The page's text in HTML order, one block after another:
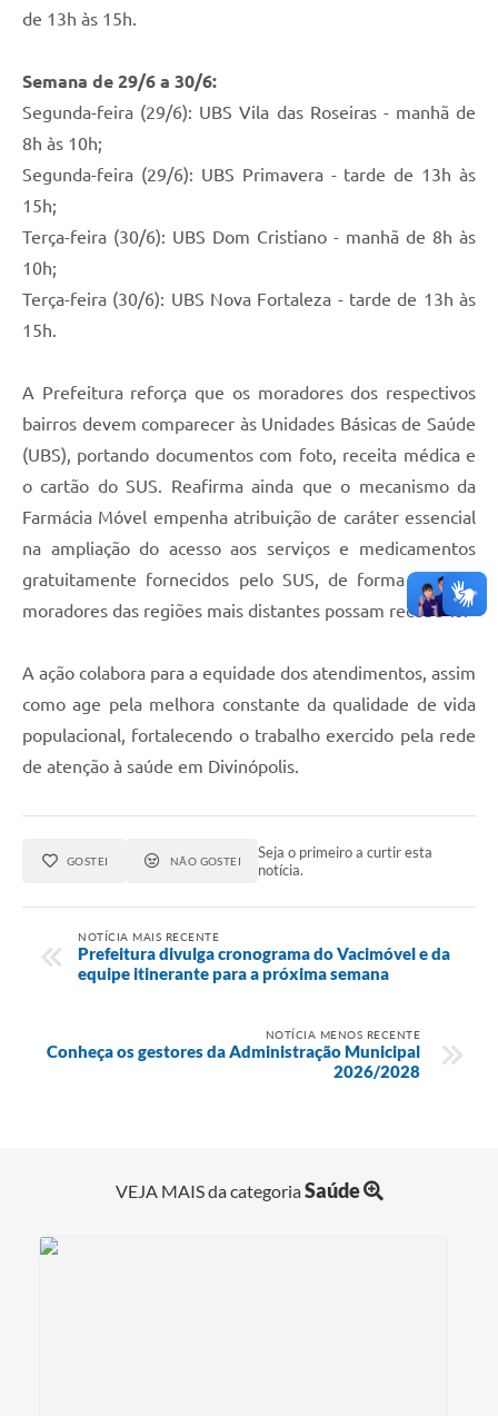
de 13h às 15h.
Semana de 29/6 a 30/6:
Segunda-feira (29/6): UBS Vila das Roseiras - manhã de
8h às 10h;
Segunda-feira (29/6): UBS Primavera - tarde de 13h às
15h;
Terça-feira (30/6): UBS Dom Cristiano - manhã de 8h às
10h;
Terça-feira (30/6): UBS Nova Fortaleza - tarde de 13h às
15h.
A Prefeitura reforça que os moradores dos respectivos
bairros devem comparecer às Unidades Básicas de Saúde
(UBS), portando documentos com foto, receita médica e
o cartão do SUS. Reafirma ainda que o mecanismo da
Farmácia Móvel empenha atribuição de caráter essencial
na ampliação do acesso aos serviços e medicamentos
gratuitamente fornecidos pelo SUS, de forma que, os
moradores das regiões mais distantes possam recebê-lo.
A ação colabora para a equidade dos atendimentos, assim
como age pela melhora constante da qualidade de vida
populacional, fortalecendo o trabalho exercido pela rede
de atenção à saúde em Divinópolis.
GOSTEI NÃO GOSTEI
Seja o primeiro a curtir esta
notícia.
NOTÍCIA MAIS RECENTE
Prefeitura divulga cronograma do Vacimóvel e da
equipe itinerante para a próxima semana
NOTÍCIA MENOS RECENTE
Conheça os gestores da Administração Municipal
2026/2028
VEJA MAIS da categoriaSaúde